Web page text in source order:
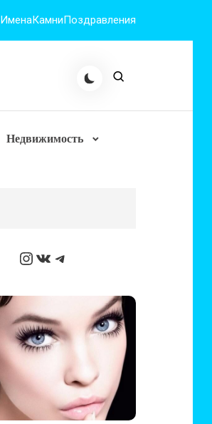
ИменаКамниПоздравления
Недвижимость
Instagram
ВКонтакте
Telegram